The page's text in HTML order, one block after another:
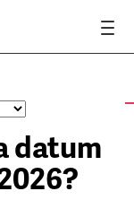
datum